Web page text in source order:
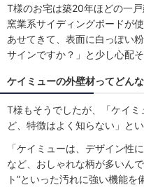
T様のお宅は築20年ほどの一
窯業系サイディングボードが
あせてきて、表面に白っぽい
サインですか？」と少し心配
ケイミューの外壁材ってどん
T様もそうでしたが、「ケイ
ど、特徴はよく知らない」と
「ケイミューは、デザイン性
など、おしゃれな柄が多いん
ト”といった汚れに強い機能を